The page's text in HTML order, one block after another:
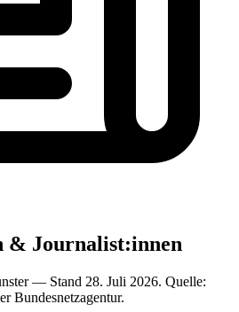
& Journalist:innen
— Stand 28. Juli 2026. Quelle:
Bundesnetzagentur.